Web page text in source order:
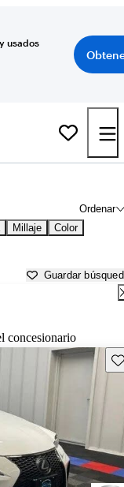
usados
Ordenar
Millaje Color
Guardar
concesionario